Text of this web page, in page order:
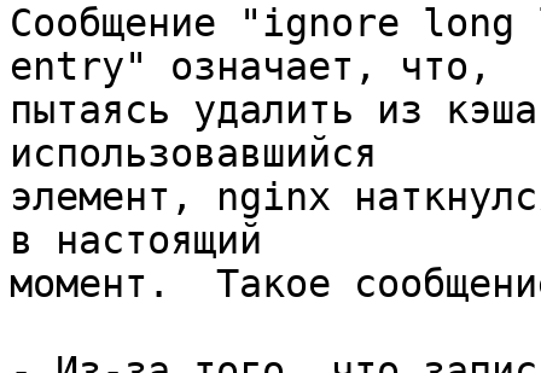
Сообщение "ignore
entry" означает, что,
пытаясь удалить из
использовавшийся
элемент, nginx
в настоящий
момент.  Такое